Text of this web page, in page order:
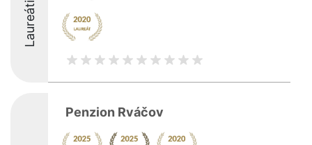
Laureáti
Penzion Rváčov